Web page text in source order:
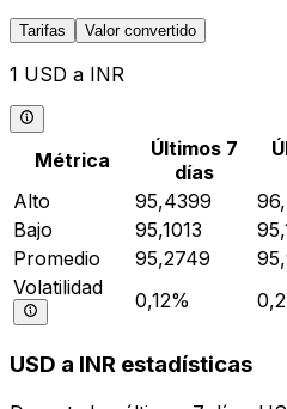
Tarifas Valor convertido
1 USD a INR
Métrica
Últimos 7
días
Alto
95,4399
Bajo
95,1013
Promedio
95,2749
Volatilidad
0,12%
USD a INR estadísticas